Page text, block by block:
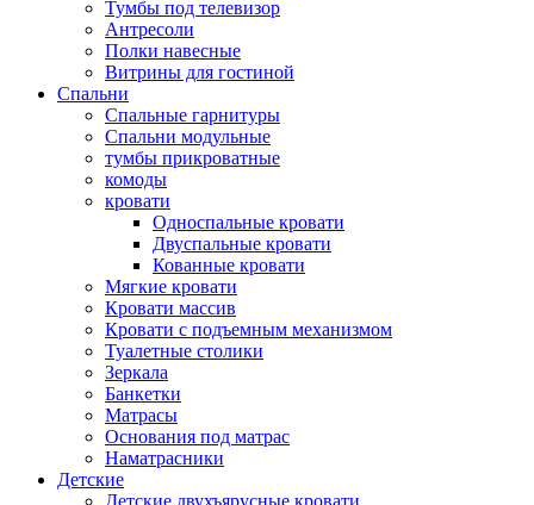
Тумбы под телевизор
Антресоли
Полки навесные
Витрины для гостиной
Спальни
Спальные гарнитуры
Спальни модульные
тумбы прикроватные
комоды
кровати
Односпальные кровати
Двуспальные кровати
Кованные кровати
Мягкие кровати
Кровати массив
Кровати с подъемным механизмом
Туалетные столики
Зеркала
Банкетки
Матрасы
Основания под матрас
Наматрасники
Детские
Детские двухъярусные кровати